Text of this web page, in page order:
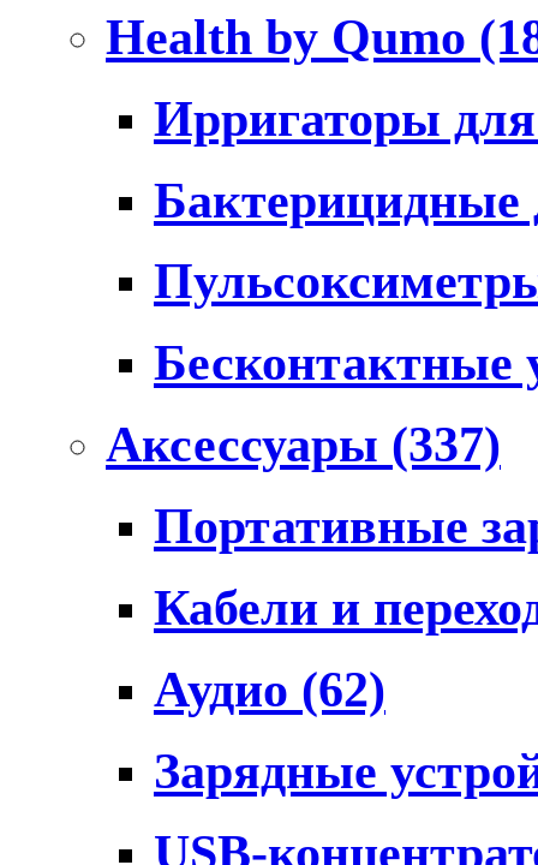
Health by Qumo
Ирригаторы
Бесконтактные
Аксессуары (337)
Портативные
Кабели и
Аудио (62)
Зарядные
USB-